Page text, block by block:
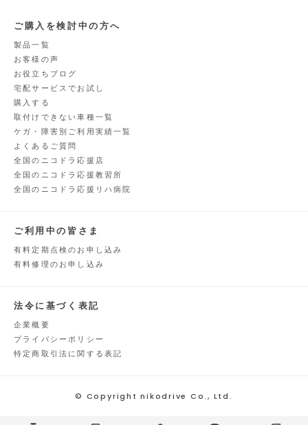
ご購入を検討中の方へ
製品一覧
お客様の声
お役立ちブログ
宅配サービスでお試し
購入する
取付けできない車種一覧
ケガ・障害別ご利用実績一覧
よくあるご質問
全国のニコドラ応援店
全国のニコドラ応援教習所
全国のニコドラ応援リハ病院
ご利用中の皆さま
有料定期点検のお申し込み
有料修理のお申し込み
法令に基づく表記
企業概要
プライバシーポリシー
特定商取引法に関する表記
© Copyright nikodrive Co., Ltd.